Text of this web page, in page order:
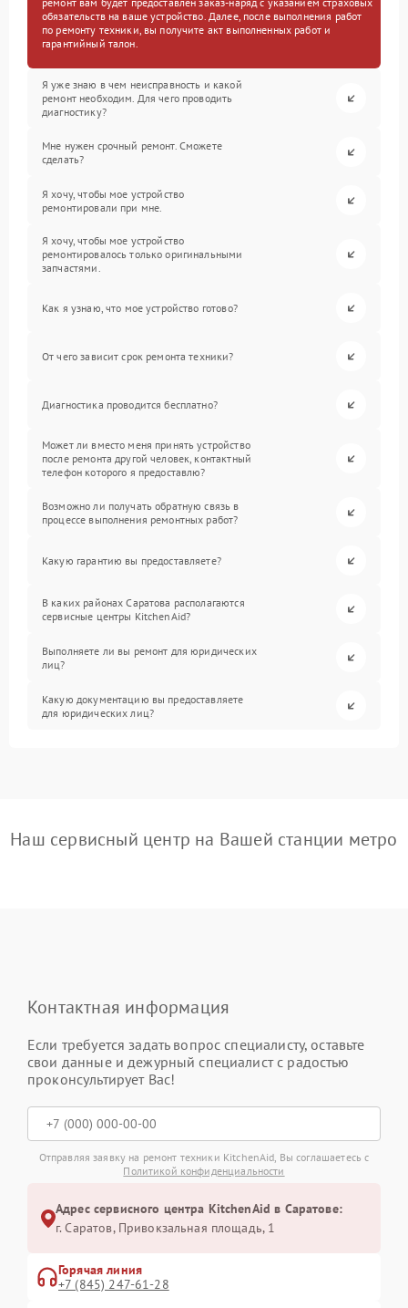
обязательств на ваше устройство. Далее, после выполнения работ
по ремонту техники, вы получите акт выполненных работ и
гарантийный талон.
Я уже знаю в чем неисправность и какой
ремонт необходим. Для чего проводить
диагностику?
Мне нужен срочный ремонт. Сможете
сделать?
Я хочу, чтобы мое устройство
ремонтировали при мне.
Я хочу, чтобы мое устройство
ремонтировалось только оригинальными
запчастями.
Как я узнаю, что мое устройство готово?
От чего зависит срок ремонта техники?
Диагностика проводится бесплатно?
Может ли вместо меня принять устройство
после ремонта другой человек, контактный
телефон которого я предоставлю?
Возможно ли получать обратную связь в
процессе выполнения ремонтных работ?
Какую гарантию вы предоставляете?
В каких районах Саратова располагаются
сервисные центры KitchenAid?
Выполняете ли вы ремонт для юридических
лиц?
Какую документацию вы предоставляете
для юридических лиц?
Наш сервисный центр на Вашей станции метро
Контактная информация
Если требуется задать вопрос специалисту, оставьте
свои данные и дежурный специалист с радостью
проконсультирует Вас!
Отправляя заявку на ремонт техники KitchenAid, Вы соглашаетесь с
Политикой конфиденциальности
Адрес сервисного центра KitchenAid в Саратове:
г. Саратов, Привокзальная площадь, 1
Горячая линия
+7 (845) 247-61-28